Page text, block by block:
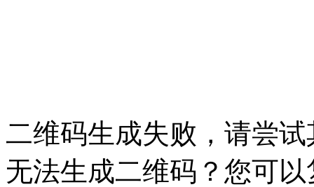
二维码生成失败，请尝
无法生成二维码？您可